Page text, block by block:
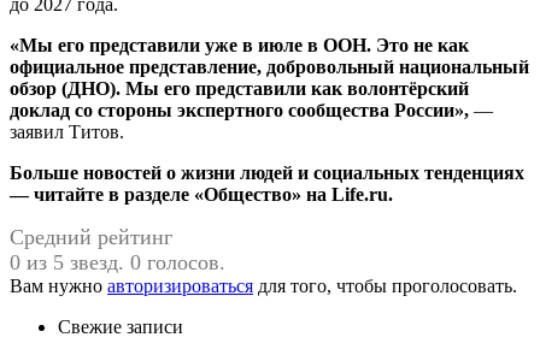
«Мы его представили уже в июле в ООН. Это не как
официальное представление, добровольный национальный
обзор (ДНО). Мы его представили как волонтёрский
доклад со стороны экспертного сообщества России», —
заявил Титов.
Больше новостей о жизни людей и социальных тенденциях
— читайте в разделе «Общество» на Life.ru.
Средний рейтинг
0 из 5 звезд. 0 голосов.
Вам нужно авторизироваться для того, чтобы проголосовать.
Свежие записи